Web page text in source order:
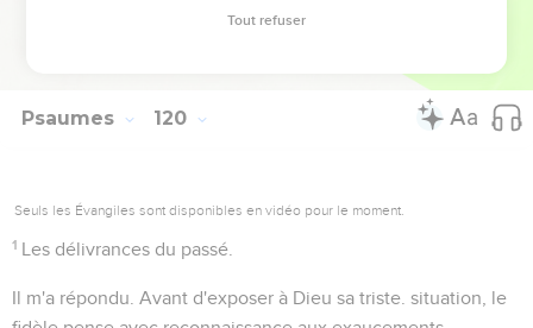
Psaumes 120
Seuls les Évangiles sont disponibles en vidéo pour le moment.
1 Les délivrances du passé.
Il m'a répondu . Avant d'exposer à Dieu sa triste. situation, le
Tout refuser